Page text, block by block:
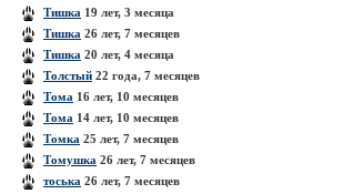
Тишка 19 лет, 3 месяца
Тишка 26 лет, 7 месяцев
Тишка 20 лет, 4 месяца
Толстый 22 года, 7 месяцев
Тома 16 лет, 10 месяцев
Тома 14 лет, 10 месяцев
Томка 25 лет, 7 месяцев
Томушка 26 лет, 7 месяцев
тоська 26 лет, 7 месяцев